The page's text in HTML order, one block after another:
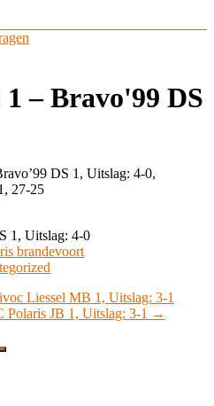
– Bravo'99 DS
DS 1, Uitslag: 4-0,
27-25
1, Uitslag: 4-0
brandevoort
Liessel MB 1, Uitslag: 3-1
JB 1, Uitslag: 3-1 →